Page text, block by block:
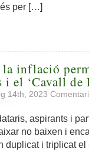
per […]
inflació
i el ‘Cavall de
14th, 2023
aspirants i
no baixen i
duplicat i triplicat el